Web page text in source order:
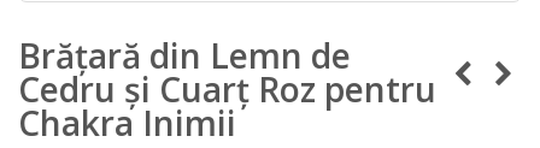
Brățară din Lemn de
Cedru și Cuarț Roz pentru
Chakra Inimii